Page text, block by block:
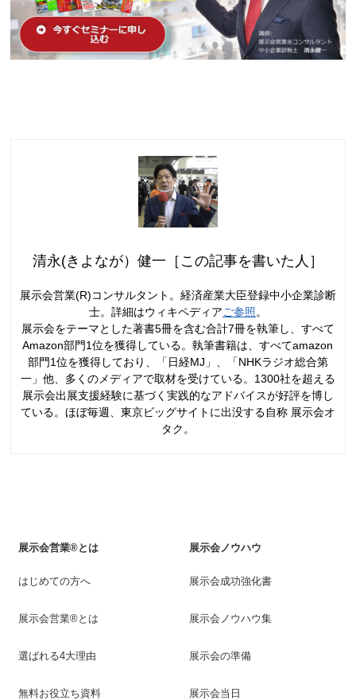
清永(きよなが）健一［この記事を書いた人］
展示会営業(R)コンサルタント。経済産業大臣登録中小企業診断
士。詳細はウィキペディアご参照。
展示会をテーマとした著書5冊を含む合計7冊を執筆し、すべて
Amazon部門1位を獲得している。執筆書籍は、すべてamazon
部門1位を獲得しており、「日経MJ」、「NHKラジオ総合第
一」他、多くのメディアで取材を受けている。1300社を超える
展示会出展支援経験に基づく実践的なアドバイスが好評を博し
ている。ほぼ毎週、東京ビッグサイトに出没する自称 展示会オ
タク。
展示会営業®とは
はじめての方へ
展示会営業®とは
選ばれる4大理由
無料お役立ち資料
展示会ノウハウ
展示会成功強化書
展示会ノウハウ集
展示会の準備
展示会当日